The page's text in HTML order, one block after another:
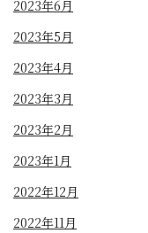
2023年6月
2023年5月
2023年4月
2023年3月
2023年2月
2023年1月
2022年12月
2022年11月